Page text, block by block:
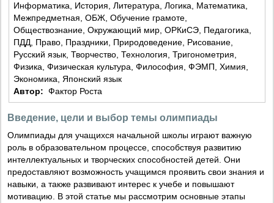
Информатика, История, Литература, Логика, Математика,
Межпредметная, ОБЖ, Обучение грамоте,
Обществознание, Окружающий мир, ОРКиСЭ, Педагогика,
ПДД, Право, Праздники, Природоведение, Рисование,
Русский язык, Творчество, Технология, Тригонометрия,
Физика, Физическая культура, Философия, ФЭМП, Химия,
Экономика, Японский язык
Автор: Фактор Роста
Введение, цели и выбор темы олимпиады
Олимпиады для учащихся начальной школы играют важную
роль в образовательном процессе, способствуя развитию
интеллектуальных и творческих способностей детей. Они
предоставляют возможность учащимся проявить свои знания и
навыки, а также развивают интерес к учебе и повышают
мотивацию. В этой статье мы рассмотрим основные этапы